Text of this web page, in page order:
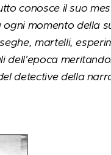
conosce il suo
momento della
martelli,
dell'epoca
detective della